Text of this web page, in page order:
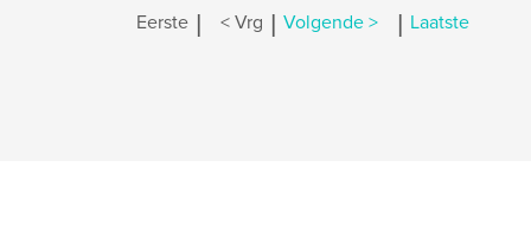
Eerste | < Vrg | Volgende > | Laatste